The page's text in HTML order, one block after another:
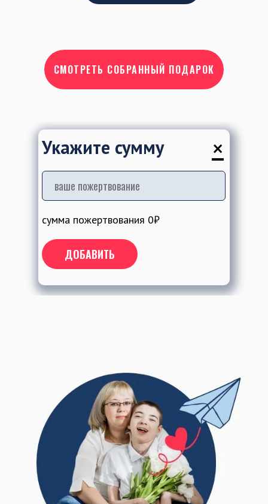
СМОТРЕТЬ СОБРАННЫЙ ПОДАРОК
Укажите сумму
сумма пожертвования 0₽
ДОБАВИТЬ
×